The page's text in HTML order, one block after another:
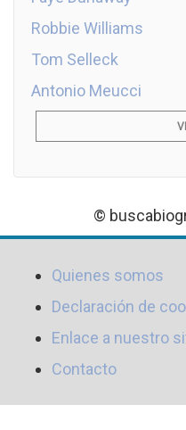
Robbie Williams
Tom Selleck
Antonio Meucci
©
Quienes somos
Declaración de
Enlace a nuestro
Contacto